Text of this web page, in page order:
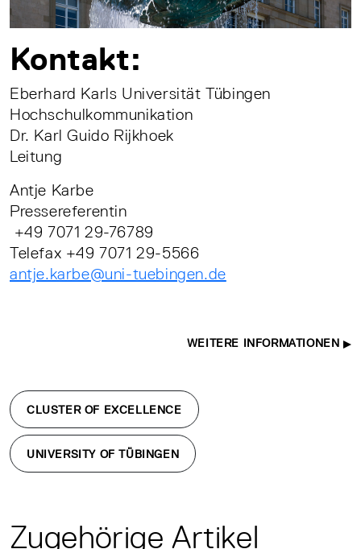
Kontakt:
Eberhard Karls Universität Tübingen
Hochschulkommunikation
Dr. Karl Guido Rijkhoek
Leitung
Antje Karbe
Pressereferentin
+49 7071 29-76789
Telefax +49 7071 29-5566
antje.karbe@uni-tuebingen.de
WEITERE INFORMATIONEN
CLUSTER OF EXCELLENCE
UNIVERSITY OF TÜBINGEN
Zugehörige Artikel